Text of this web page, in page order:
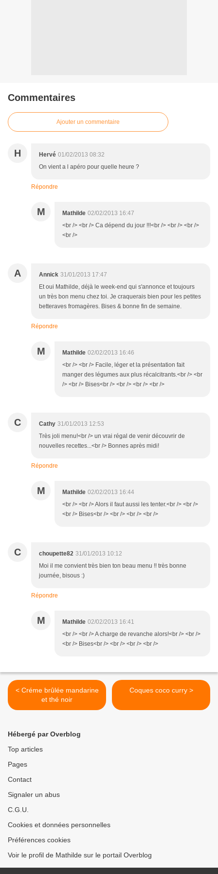
Commentaires
Ajouter un commentaire
H Hervé 01/02/2013 08:32
On vient a l apéro pour quelle heure ?
Répondre
M Mathilde 02/02/2013 16:47
<br /> <br /> Ca dépend du jour !!!<br /> <br /> <br />
<br />
A Annick 31/01/2013 17:47
Et oui Mathilde, déjà le week-end qui s'annonce et toujours
un très bon menu chez toi. Je craquerais bien pour les petites
betteraves fromagères. Bises & bonne fin de semaine.
Répondre
M Mathilde 02/02/2013 16:46
<br /> <br /> Facile, léger et la présentation fait
manger des légumes aux plus récalcitrants.<br /> <br
/> <br /> Bises<br /> <br /> <br /> <br />
C Cathy 31/01/2013 12:53
Très joli menu!<br /> un vrai régal de venir découvrir de
nouvelles recettes...<br /> Bonnes après midi!
Répondre
M Mathilde 02/02/2013 16:44
<br /> <br /> Alors il faut aussi les tenter.<br /> <br />
<br /> Bises<br /> <br /> <br /> <br />
C choupette82 31/01/2013 10:12
Moi il me convient très bien ton beau menu !! très bonne
journée, bisous :)
Répondre
M Mathilde 02/02/2013 16:41
<br /> <br /> A charge de revanche alors!<br /> <br />
<br /> Bises<br /> <br /> <br /> <br />
< Créme brûlée mandarine
et thé noir
Coques coco curry >
Hébergé par Overblog
Top articles
Pages
Contact
Signaler un abus
C.G.U.
Cookies et données personnelles
Préférences cookies
Voir le profil de Mathilde sur le portail Overblog